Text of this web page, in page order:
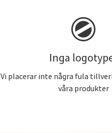
Inga
Vi placerar inte några fula
våra produkter